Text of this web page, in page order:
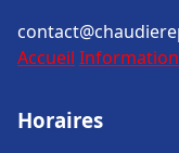
Accueil
Horaires